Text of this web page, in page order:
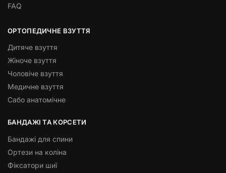
FAQ
ОРТОПЕДИЧНЕ ВЗУТТЯ
Дитяче взуття
Жіноче взуття
Чоловіче взуття
Медичне взуття
Сабо анатомічне
БАНДАЖІ ТА КОРСЕТИ
Бандажі для спини
Ортези на коліна
Фіксатори шиї